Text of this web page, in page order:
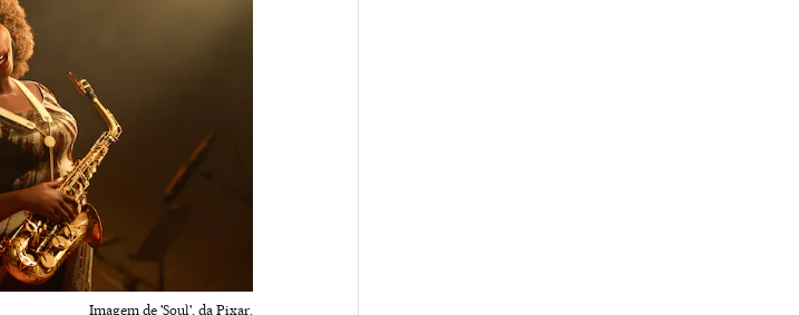
Imagem de 'Soul', da Pixar.